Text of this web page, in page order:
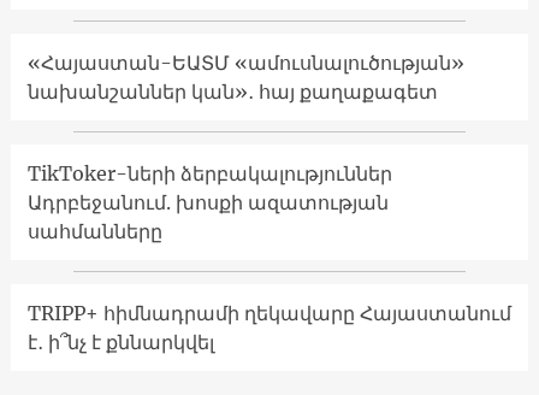
«Հայաստան-ԵԱՏՄ «ամուսնալուծության»
նախանշաններ կան»․ հայ քաղաքագետ
TikToker-ների ձերբակալություններ
Ադրբեջանում. խոսքի ազատության
սահմանները
TRIPP+ հիմնադրամի ղեկավարը Հայաստանում
է․ ի՞նչ է քննարկվել